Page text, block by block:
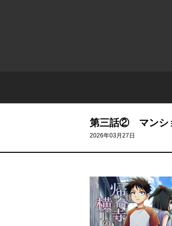
第三話② マンシ
2026年03月27日